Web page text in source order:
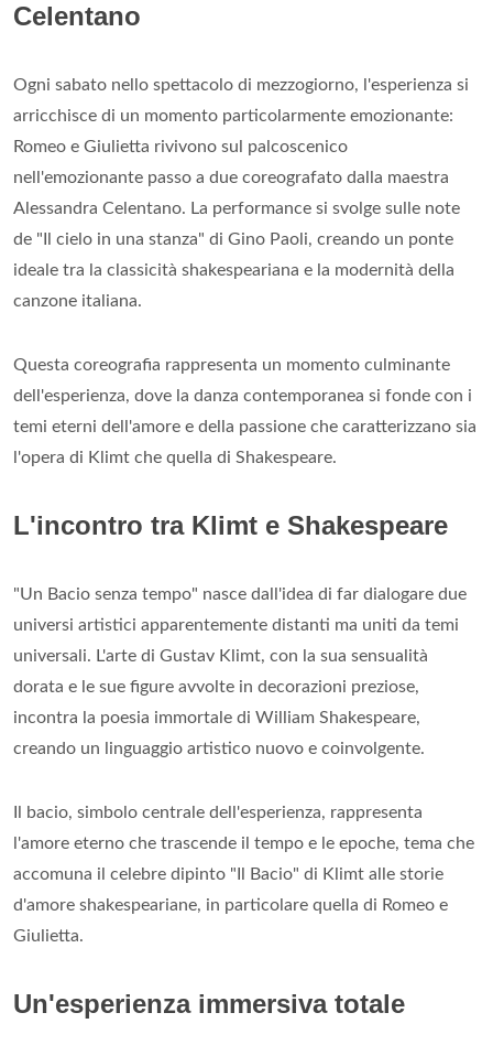
Celentano
Ogni sabato nello spettacolo di mezzogiorno, l'esperienza si
arricchisce di un momento particolarmente emozionante:
Romeo e Giulietta rivivono sul palcoscenico
nell'emozionante passo a due coreografato dalla maestra
Alessandra Celentano. La performance si svolge sulle note
de "Il cielo in una stanza" di Gino Paoli, creando un ponte
ideale tra la classicità shakespeariana e la modernità della
canzone italiana.
Questa coreografia rappresenta un momento culminante
dell'esperienza, dove la danza contemporanea si fonde con i
temi eterni dell'amore e della passione che caratterizzano sia
l'opera di Klimt che quella di Shakespeare.
L'incontro tra Klimt e Shakespeare
"Un Bacio senza tempo" nasce dall'idea di far dialogare due
universi artistici apparentemente distanti ma uniti da temi
universali. L'arte di Gustav Klimt, con la sua sensualità
dorata e le sue figure avvolte in decorazioni preziose,
incontra la poesia immortale di William Shakespeare,
creando un linguaggio artistico nuovo e coinvolgente.
Il bacio, simbolo centrale dell'esperienza, rappresenta
l'amore eterno che trascende il tempo e le epoche, tema che
accomuna il celebre dipinto "Il Bacio" di Klimt alle storie
d'amore shakespeariane, in particolare quella di Romeo e
Giulietta.
Un'esperienza immersiva totale